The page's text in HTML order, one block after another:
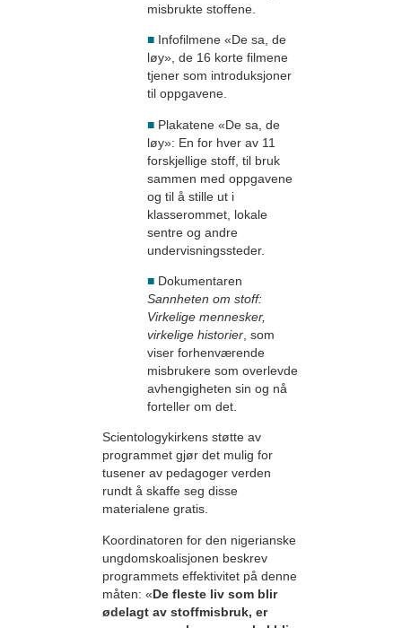
misbrukte stoffene.
■ Infofilmene «De sa, de
løy», de 16 korte filmene
tjener som introduksjoner
til oppgavene.
■ Plakatene «De sa, de
løy»: En for hver av 11
forskjellige stoff, til bruk
sammen med oppgavene
og til å stille ut i
klasserommet, lokale
sentre og andre
undervisningssteder.
■ Dokumentaren
Sannheten om stoff:
Virkelige mennesker,
virkelige historier , som
viser forhenværende
misbrukere som overlevde
avhengigheten sin og nå
forteller om det.
Scientologykirkens støtte av
programmet gjør det mulig for
tusener av pedagoger verden
rundt å skaffe seg disse
materialene gratis.
Koordinatoren for den nigerianske
ungdomskoalisjonen beskrev
programmets effektivitet på denne
måten: «De fleste liv som blir
ødelagt av stoffmisbruk, er